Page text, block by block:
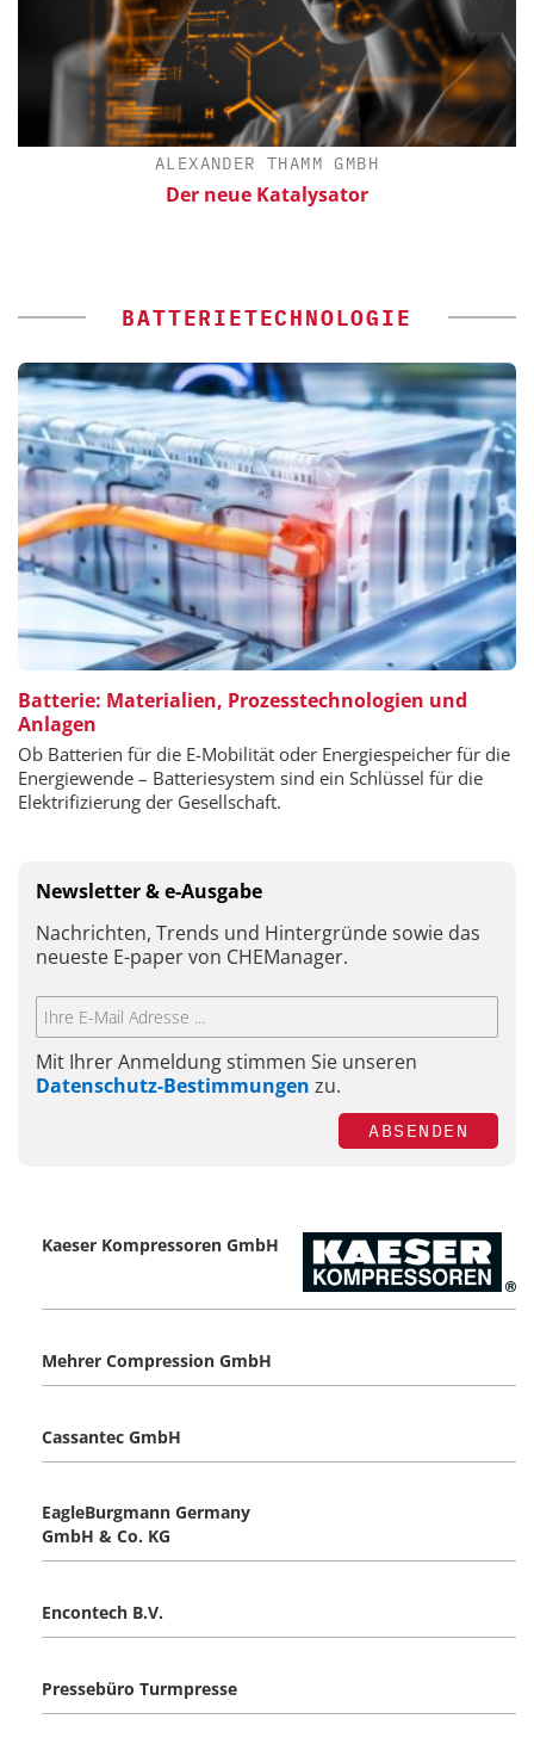
ALEXANDER THAMM GMBH
Der neue Katalysator
BATTERIETECHNOLOGIE
Batterie: Materialien, Prozesstechnologien und
Anlagen
Ob Batterien für die E-Mobilität oder Energiespeicher für die
Energiewende – Batteriesystem sind ein Schlüssel für die
Elektrifizierung der Gesellschaft.
Newsletter & e-Ausgabe
Nachrichten, Trends und Hintergründe sowie das
neueste E-paper von CHEManager.
Mit Ihrer Anmeldung stimmen Sie unseren
Datenschutz-Bestimmungen zu.
ABSENDEN
Kaeser Kompressoren GmbH
Mehrer Compression GmbH
Cassantec GmbH
EagleBurgmann Germany
GmbH & Co. KG
Encontech B.V.
Pressebüro Turmpresse